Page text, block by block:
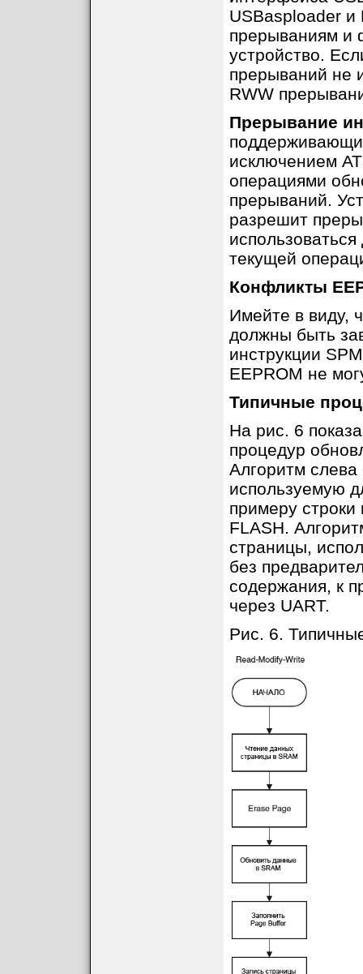
USBasploader и
прерываниям и
устройство.
прерываний не
RWW
Прерывание
исключением
операциями
прерываний.
разрешит
текущей
Конфликты
Имейте в виду,
должны быть
инструкции
EEPROM не
Типичные
На рис. 6
процедур
Алгоритм
используемую
примеру
FLASH.
страницы,
без
содержания, к
через UART.
Рис. 6.